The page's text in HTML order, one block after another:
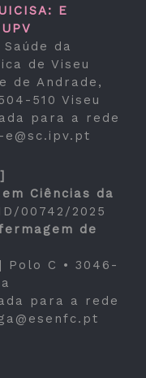
E
da
de Viseu
de Andrade,
510 Viseu
para a rede
e@sc.ipv.pt
Ciências da
00742/2025
de
Polo C • 3046-
para a rede